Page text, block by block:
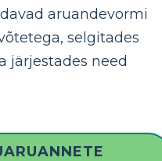
aruandevormi
selgitades
järjestades need